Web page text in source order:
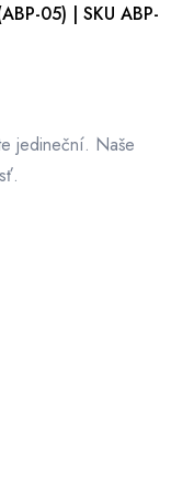
05) | SKU ABP-
jedineční. Naše